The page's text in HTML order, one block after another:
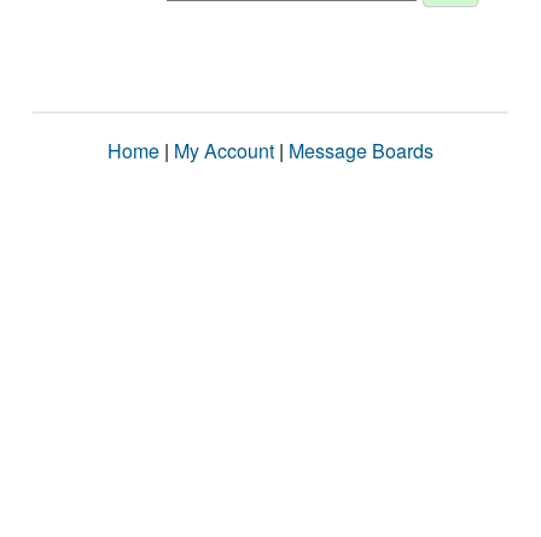
Home | My Account | Message Boards